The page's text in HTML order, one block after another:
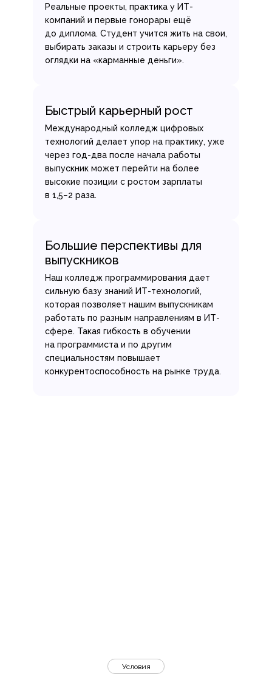
Реальные проекты, практика у ИТ-
компаний и первые гонорары ещё
до диплома. Студент учится жить на свои,
выбирать заказы и строить карьеру без
оглядки на «карманные деньги».
Быстрый карьерный рост
Международный колледж цифровых
технологий делает упор на практику, уже
через год-два после начала работы
выпускник может перейти на более
высокие позиции с ростом зарплаты
в 1,5−2 раза.
Большие перспективы для
выпускников
Наш колледж программирования дает
сильную базу знаний ИТ-технологий,
которая позволяет нашим выпускникам
работать по разным направлениям в ИТ-
сфере. Такая гибкость в обучении
на программиста и по другим
специальностям повышает
конкурентоспособность на рынке труда.
Условия